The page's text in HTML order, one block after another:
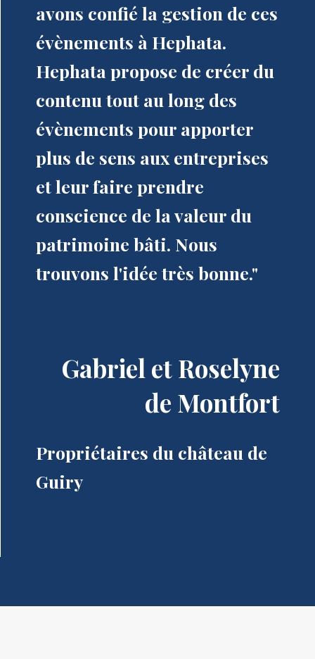
avons confié la gestion de ces
évènements à Hephata.
Hephata propose de créer du
contenu tout au long des
évènements pour apporter
plus de sens aux entreprises
et leur faire prendre
conscience de la valeur du
patrimoine bâti. Nous
trouvons l'idée très bonne."
Gabriel et Roselyne
de Montfort
Propriétaires du château de
Guiry